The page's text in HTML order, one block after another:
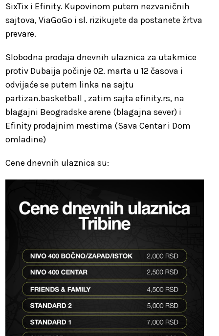
SixTix i Efinity. Kupovinom putem nezvaničnih
sajtova, ViaGoGo i sl. rizikujete da postanete žrtva
prevare.
Slobodna prodaja dnevnih ulaznica za utakmice
protiv Dubaija počinje 02. marta u 12 časova i
odvijaće se putem linka na sajtu
partizan.basketball , zatim sajta efinity.rs, na
blagajni Beogradske arene (blagajna sever) i
Efinity prodajnim mestima (Sava Centar i Dom
omladine)
Cene dnevnih ulaznica su: